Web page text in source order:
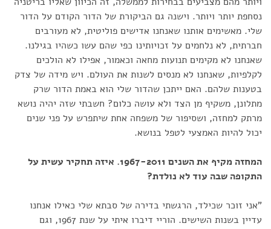
נסחפת יותר ויותר. וישנה גם הביקורת של הדור הקודם על הדור
שלי. מאשימים אותנו שאנחנו אדישים פוליטית, לא מעורבים
חברתית, לא נלחמים על זכויותינו כפי שהם עשו כשהיו בגילנו.
שאנחנו לא מקימים תנועות מחאה וכאמור, אפילו לא הולכים
לקלפיות, שאנחנו לא מנסים לשנות את העולם. ויש מידה של צדק
בטענות שלהם. האם ייתכן שהדור שלי הוא באמת הדור שרק
מתלונן, משקיף מן הצד ולא עושה כלום? חשבתי שזה יהיה נושא
מרתק למחזה, ושסיפור של משפחה אחת שיתפרש על פני שנים
יכול להיות האמצעי לטפל בנושא.
המחזה מקיף את השנים 1967-2011. איזה תחקיר עשית על
התקופה שבה עוד לא נולדת?
"אני זוכר שכילד, הרגשתי בדירה של סבתא שלי כאילו אנחנו
עדיין בשנות השישים. הוריי דיברו איתי על שנת 1967, וגם